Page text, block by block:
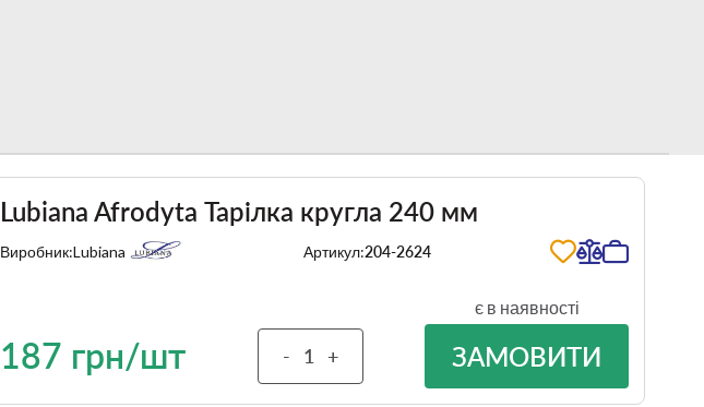
Lubiana Afrodyta Тарілка кругла 240 мм
Виробник:Lubiana Артикул:204-2624
187 грн/шт - +
є в наявності
ЗАМОВИТИ